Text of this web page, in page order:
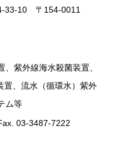
33-10 〒154-0011
紫外線海水殺菌装置、
置、流水（循環水）紫外
ム等
03-3487-7222